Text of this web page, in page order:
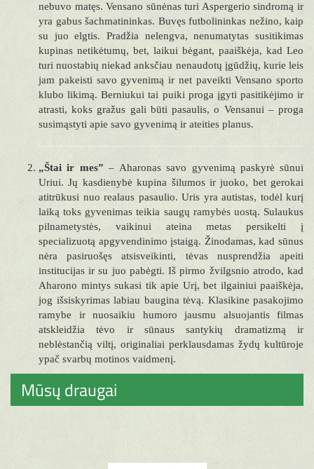
nebuvo matęs. Vensano sūnėnas turi Aspergerio sindromą ir
yra gabus šachmatininkas. Buvęs futbolininkas nežino, kaip
su juo elgtis. Pradžia nelengva, nenumatytas susitikimas
kupinas netikėtumų, bet, laikui bėgant, paaiškėja, kad Leo
turi nuostabių niekad anksčiau nenaudotų įgūdžių, kurie leis
jam pakeisti savo gyvenimą ir net paveikti Vensano sporto
klubo likimą. Berniukui tai puiki proga įgyti pasitikėjimo ir
atrasti, koks gražus gali būti pasaulis, o Vensanui – proga
susimąstyti apie savo gyvenimą ir ateities planus.
„Štai ir mes” – Aharonas savo gyvenimą paskyrė sūnui
Uriui. Jų kasdienybė kupina šilumos ir juoko, bet gerokai
atitrūkusi nuo realaus pasaulio. Uris yra autistas, todėl kurį
laiką toks gyvenimas teikia saugų ramybės uostą. Sulaukus
pilnametystės, vaikinui ateina metas persikelti į
specializuotą apgyvendinimo įstaigą. Žinodamas, kad sūnus
nėra pasiruošęs atsisveikinti, tėvas nusprendžia apeiti
institucijas ir su juo pabėgti. Iš pirmo žvilgsnio atrodo, kad
Aharono mintys sukasi tik apie Urį, bet ilgainiui paaiškėja,
jog išsiskyrimas labiau baugina tėvą. Klasikine pasakojimo
ramybe ir nuosaikiu humoro jausmu alsuojantis filmas
atskleidžia tėvo ir sūnaus santykių dramatizmą ir
neblėstančią viltį, originaliai perklausdamas žydų kultūroje
ypač svarbų motinos vaidmenį.
Mūsų draugai